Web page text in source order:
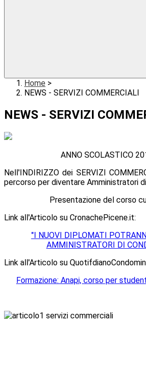
Home >
NEWS - SERVIZI COMMERCIALI
NEWS - SERVIZI
ANNO SCOLASTICO
Nell'INDIRIZZO dei SERVIZI
percorso per diventare Amministratori
Presentazione del corso
Link all'Articolo su CronachePicene.it:
"I NUOVI DIPLOMATI
AMMINISTRATORI DI
Link all'Articolo su
Formazione: Anapi, corso per